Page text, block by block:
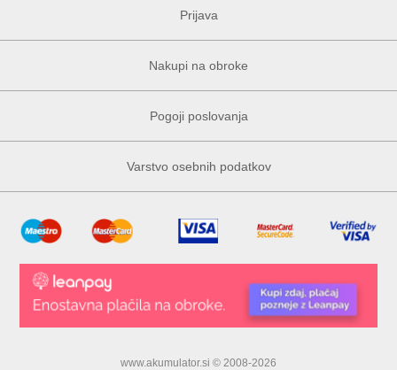
Prijava
Nakupi na obroke
Pogoji poslovanja
Varstvo osebnih podatkov
www.akumulator.si © 2008-2026